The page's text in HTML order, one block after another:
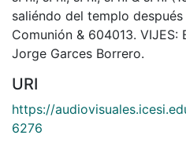
saliéndo del templo
Comunión & 604013.
Jorge Garces Borrero.
URI
https://
6276